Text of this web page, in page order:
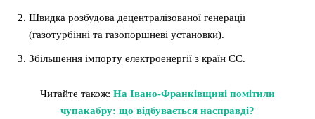
Швидка розбудова децентралізованої генерації
(газотурбінні та газопоршневі установки).
Збільшення імпорту електроенергії з країн ЄС.
Читайте також: На Івано-Франківщині помітили
чупакабру: що відбувається насправді?